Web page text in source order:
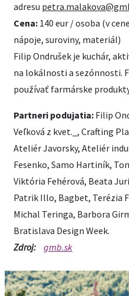
adresu
Cena: 140 eur / osoba (v
nápoje, suroviny, materiál)
Filip Ondrušek je kuchár,
na lokálnosti a sezónnosti.
používať farmárske
Partneri podujatia: Filip
Veľková z kvet._, Crafting
Ateliér Javorsky, Ateliér
Fesenko, Samo Hartiník,
Viktória Fehérová, Beata
Patrik Illo, Bagbet, Terézia
Michal Teringa, Barbora
Bratislava Design Week.
Zdroj:
gmb.sk